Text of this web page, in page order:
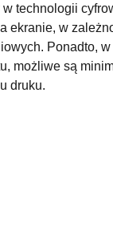
technologii
ekranie, w
Ponadto,
możliwe są
druku.